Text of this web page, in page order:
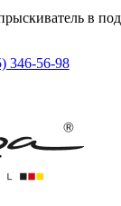
в
346-56-98